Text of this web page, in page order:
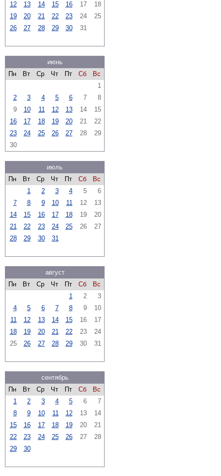
12
13 14 15 16 17
18
19
20 21 22 23 24
25
26
27 28 29 30 31
июнь
Пн
Вт Ср Чт Пт Сб
Вс
1
2
3 4 5 6 7
8
9
10 11 12 13 14
15
16
17 18 19 20 21
22
23
24 25 26 27 28
29
30
июль
Пн
Вт Ср Чт Пт Сб
Вс
1
2 3 4 5
6
7
8 9 10 11 12
13
14
15 16 17 18 19
20
21
22 23 24 25 26
27
28
29 30 31
август
Пн
Вт Ср Чт Пт Сб
Вс
1
2
3
4
5 6 7 8 9
10
11
12 13 14 15 16
17
18
19 20 21 22 23
24
25
26 27 28 29 30 31
сентябрь
Пн
Вт Ср Чт Пт Сб
Вс
1
2 3 4 5 6
7
8
9 10 11 12 13
14
15
16 17 18 19 20
21
22
23 24 25 26 27
28
29
30